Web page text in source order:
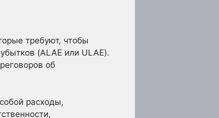
требуют, чтобы
(ALAE или ULAE).
об
расходы,